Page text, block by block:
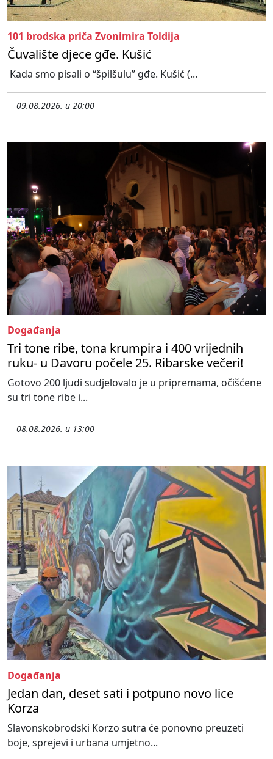
101 brodska priča Zvonimira Toldija
Čuvalište djece gđe. Kušić
Kada smo pisali o “špilšulu” gđe. Kušić (...
09.08.2026. u 20:00
Događanja
Tri tone ribe, tona krumpira i 400 vrijednih
ruku- u Davoru počele 25. Ribarske večeri!
Gotovo 200 ljudi sudjelovalo je u pripremama, očišćene
su tri tone ribe i...
08.08.2026. u 13:00
Događanja
Jedan dan, deset sati i potpuno novo lice
Korza
Slavonskobrodski Korzo sutra će ponovno preuzeti
boje, sprejevi i urbana umjetno...